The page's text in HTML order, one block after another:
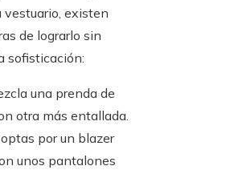
vestuario, existen
de lograrlo sin
sofisticación:
una prenda de
otra más entallada.
por un blazer
unos pantalones